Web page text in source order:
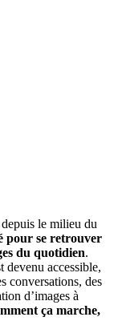
le milieu du
pour se retrouver
du quotidien.
devenu accessible,
conversations, des
d’images à
ça marche,